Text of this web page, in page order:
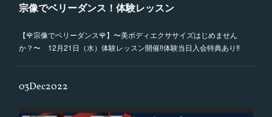
宗像でベリーダンス！体験レッスン
【🌹宗像でベリーダンス🌹】〜美ボディエクササイズはじめません
か？〜 12月21日（水）体験レッスン開催‼️体験当日入会特典あり‼︎
03Dec2022